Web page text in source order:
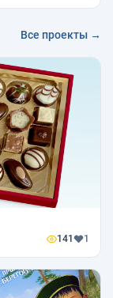
Все проекты →
141 1